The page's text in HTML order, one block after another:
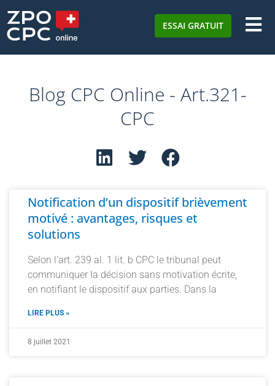
ESSAI GRATUIT
Blog CPC Online - Art.321-
CPC
Notification d’un dispositif brièvement
motivé : avantages, risques et
solutions
Selon l’art. 239 al. 1 lit. b CPC le tribunal peut
communiquer la décision sans motivation écrite,
en notifiant le dispositif aux parties. Dans la
LIRE PLUS »
8 juillet 2021